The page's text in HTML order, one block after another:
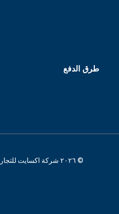
طرق الدفع
© ٢٠٢٦ شركة اكسايت للتجارة العامة ش.ش.و